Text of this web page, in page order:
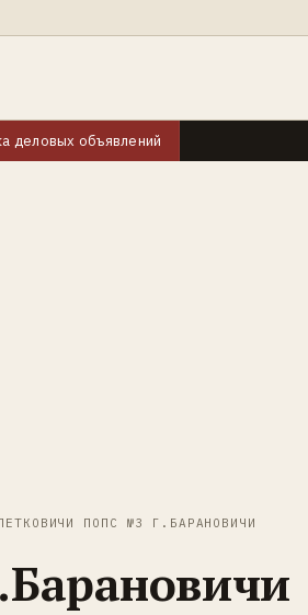
деловых объявлений
ПОПС №3 Г.БАРАНОВИЧИ